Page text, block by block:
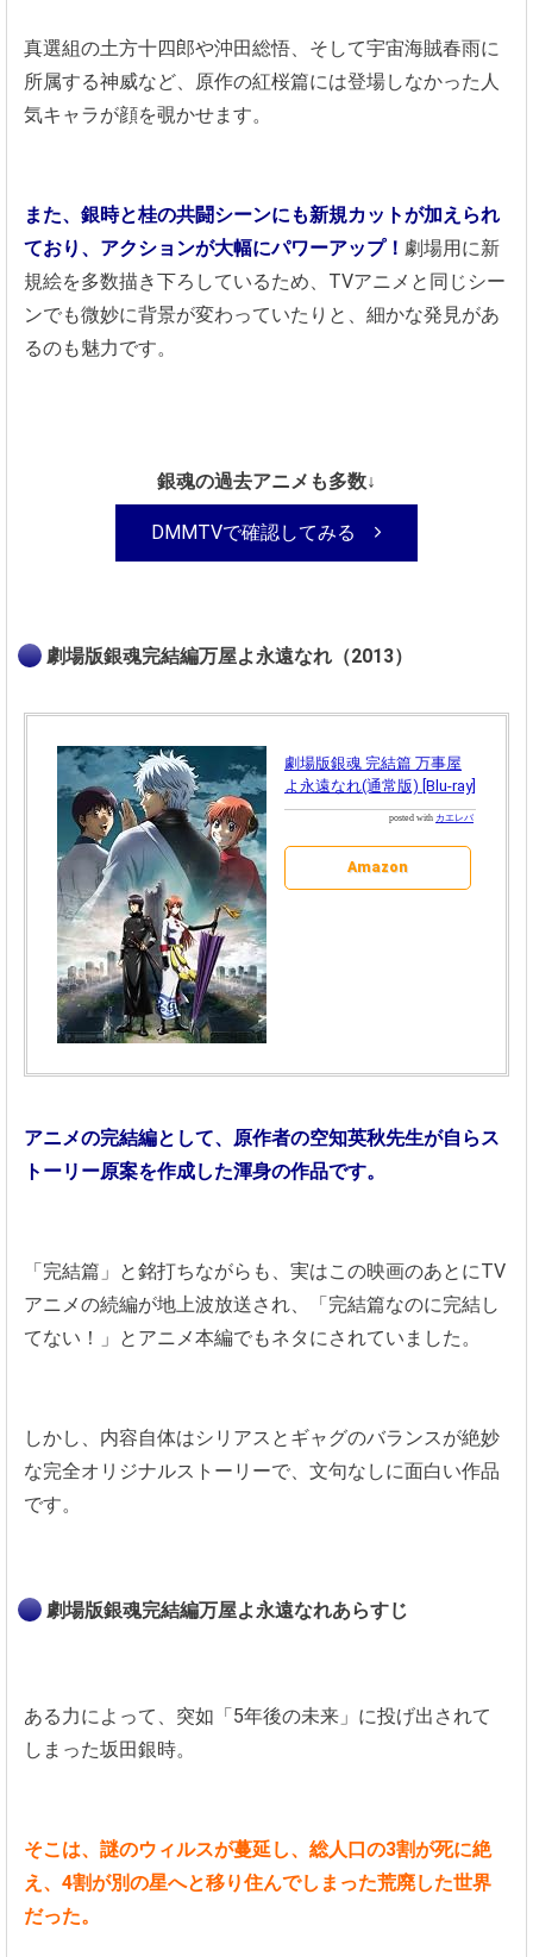
真選組の土方十四郎や沖田総悟、そして宇宙海賊春雨に
所属する神威など、原作の紅桜篇には登場しなかった人
気キャラが顔を覗かせます。
また、銀時と桂の共闘シーンにも新規カットが加えられ
ており、アクションが大幅にパワーアップ！ 劇場用に新
規絵を多数描き下ろしているため、TVアニメと同じシー
ンでも微妙に背景が変わっていたりと、細かな発見があ
るのも魅力です。
銀魂の過去アニメも多数↓
DMMTVで確認してみる
劇場版銀魂完結編万屋よ永遠なれ（2013）
劇場版銀魂 完結篇 万事屋
よ永遠なれ(通常版) [Blu-ray]
posted with カエレバ
Amazon
アニメの完結編として、原作者の空知英秋先生が自らス
トーリー原案を作成した渾身の作品です。
「完結篇」と銘打ちながらも、実はこの映画のあとにTV
アニメの続編が地上波放送され、「完結篇なのに完結し
てない！」とアニメ本編でもネタにされていました。
しかし、内容自体はシリアスとギャグのバランスが絶妙
な完全オリジナルストーリーで、文句なしに面白い作品
です。
劇場版銀魂完結編万屋よ永遠なれあらすじ
ある力によって、突如「5年後の未来」に投げ出されて
しまった坂田銀時。
そこは、謎のウィルスが蔓延し、総人口の3割が死に絶
え、4割が別の星へと移り住んでしまった荒廃した世界
だった。